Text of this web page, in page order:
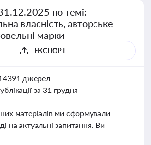
по темі:
власність, авторське
марки
ЕКСПОРТ
джерел
за 31 грудня
матеріалів ми сформували
на актуальні запитання. Ви